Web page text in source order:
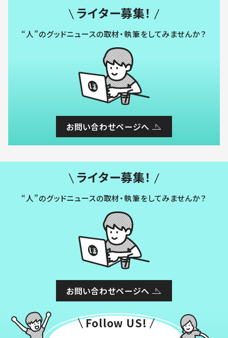
ライター募集！
“人”のグッドニュースの取材・執筆をしてみませんか？
お問い合わせページへ
ライター募集！
“人”のグッドニュースの取材・執筆をしてみませんか？
お問い合わせページへ
Follow US!